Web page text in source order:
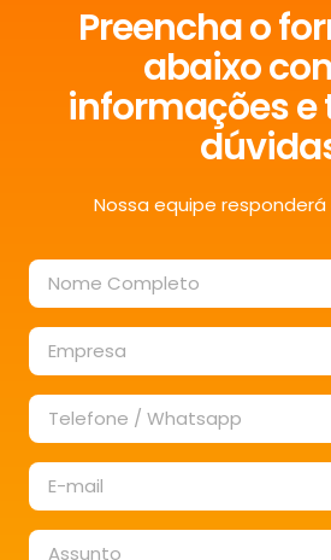
Preencha o
abaixo
informações e
Nossa equipe